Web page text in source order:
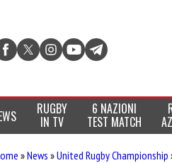
RUGBY
IN TV
6 NAZIONI
TEST MATCH
»News »United Rugby Championship